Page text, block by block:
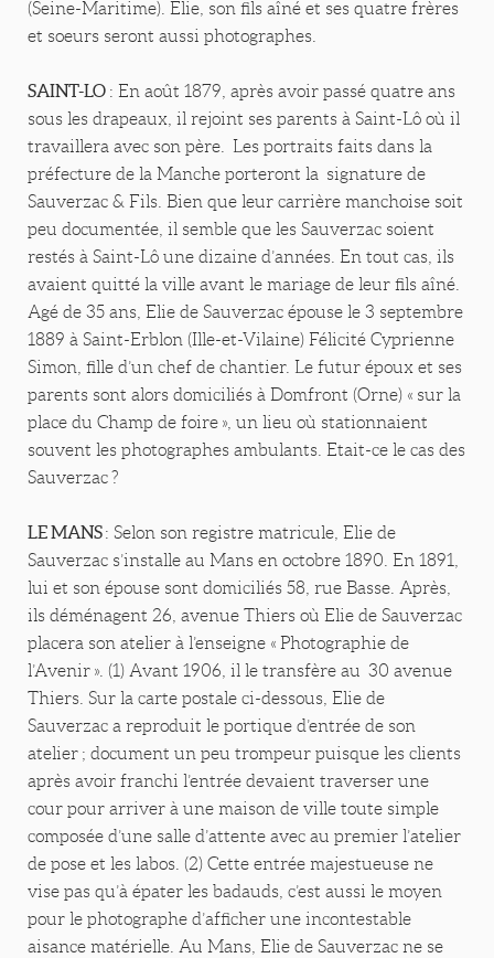
(Seine-Maritime). Elie, son fils aîné et ses quatre frères
et soeurs seront aussi photographes.
SAINT-LO : En août 1879, après avoir passé quatre ans
sous les drapeaux, il rejoint ses parents à Saint-Lô où il
travaillera avec son père. Les portraits faits dans la
préfecture de la Manche porteront la signature de
Sauverzac & Fils. Bien que leur carrière manchoise soit
peu documentée, il semble que les Sauverzac soient
restés à Saint-Lô une dizaine d’années. En tout cas, ils
avaient quitté la ville avant le mariage de leur fils aîné.
Agé de 35 ans, Elie de Sauverzac épouse le 3 septembre
1889 à Saint-Erblon (Ille-et-Vilaine) Félicité Cyprienne
Simon, fille d’un chef de chantier. Le futur époux et ses
parents sont alors domiciliés à Domfront (Orne) « sur la
place du Champ de foire », un lieu où stationnaient
souvent les photographes ambulants. Etait-ce le cas des
Sauverzac ?
LE MANS: Selon son registre matricule, Elie de
Sauverzac s’installe au Mans en octobre 1890. En 1891,
lui et son épouse sont domiciliés 58, rue Basse. Après,
ils déménagent 26, avenue Thiers où Elie de Sauverzac
placera son atelier à l’enseigne « Photographie de
l’Avenir ». (1) Avant 1906, il le transfère au 30 avenue
Thiers. Sur la carte postale ci-dessous, Elie de
Sauverzac a reproduit le portique d’entrée de son
atelier ; document un peu trompeur puisque les clients
après avoir franchi l’entrée devaient traverser une
cour pour arriver à une maison de ville toute simple
composée d’une salle d’attente avec au premier l’atelier
de pose et les labos. (2) Cette entrée majestueuse ne
vise pas qu’à épater les badauds, c’est aussi le moyen
pour le photographe d’afficher une incontestable
aisance matérielle. Au Mans, Elie de Sauverzac ne se